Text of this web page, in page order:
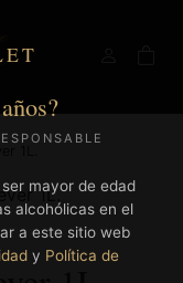
mayor de edad
alcohólicas en el
a este sitio web
y Política de